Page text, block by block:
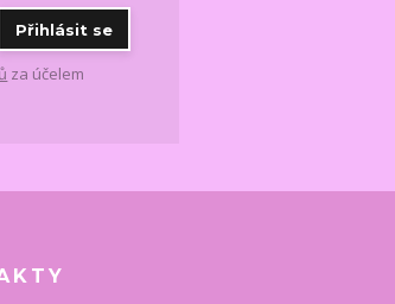
Přihlásit se
za účelem